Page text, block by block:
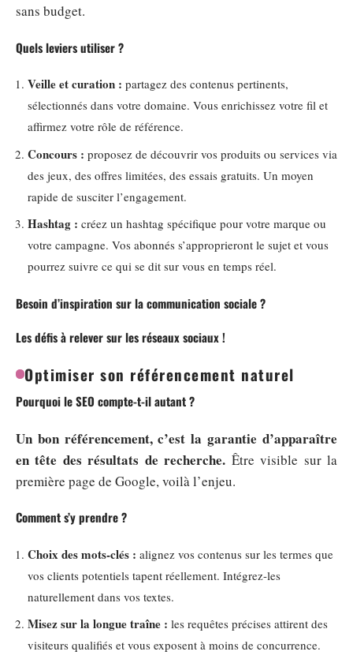
sans budget.
Quels leviers utiliser ?
Veille et curation : partagez des contenus pertinents,
sélectionnés dans votre domaine. Vous enrichissez votre fil et
affirmez votre rôle de référence.
Concours : proposez de découvrir vos produits ou services via
des jeux, des offres limitées, des essais gratuits. Un moyen
rapide de susciter l’engagement.
Hashtag : créez un hashtag spécifique pour votre marque ou
votre campagne. Vos abonnés s’approprieront le sujet et vous
pourrez suivre ce qui se dit sur vous en temps réel.
Besoin d’inspiration sur la communication sociale ?
Les défis à relever sur les réseaux sociaux !
Optimiser son référencement naturel
Pourquoi le SEO compte-t-il autant ?
Un bon référencement, c’est la garantie d’apparaître
en tête des résultats de recherche. Être visible sur la
première page de Google, voilà l’enjeu.
Comment s’y prendre ?
Choix des mots-clés : alignez vos contenus sur les termes que
vos clients potentiels tapent réellement. Intégrez-les
naturellement dans vos textes.
Misez sur la longue traîne : les requêtes précises attirent des
visiteurs qualifiés et vous exposent à moins de concurrence.